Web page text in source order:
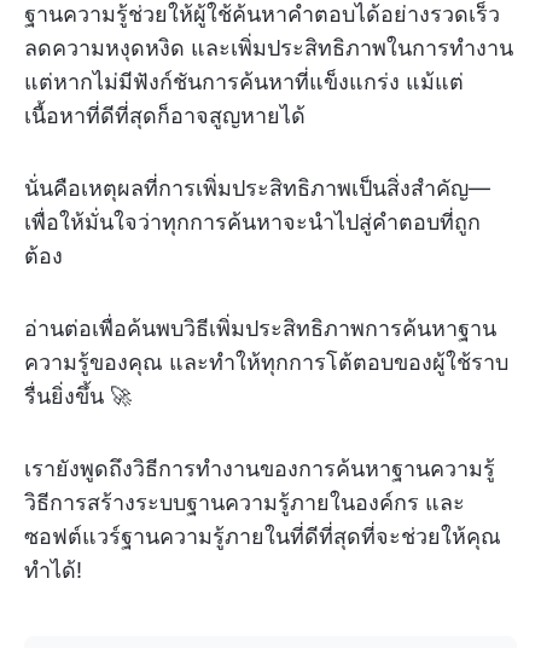
ฐานความรู้ช่วยให้ผู้ใช้ค้นหาคำตอบได้อย่างรวดเร็ว
ลดความหงุดหงิด และเพิ่มประสิทธิภาพในการทำงาน
แต่หากไม่มีฟังก์ชันการค้นหาที่แข็งแกร่ง แม้แต่
เนื้อหาที่ดีที่สุดก็อาจสูญหายได้
นั่นคือเหตุผลที่การเพิ่มประสิทธิภาพเป็นสิ่งสำคัญ—
เพื่อให้มั่นใจว่าทุกการค้นหาจะนำไปสู่คำตอบที่ถูก
ต้อง
อ่านต่อเพื่อค้นพบวิธีเพิ่มประสิทธิภาพการค้นหาฐาน
ความรู้ของคุณ และทำให้ทุกการโต้ตอบของผู้ใช้ราบ
รื่นยิ่งขึ้น 🚀
เรายังพูดถึงวิธีการทำงานของการค้นหาฐานความรู้
วิธีการสร้างระบบฐานความรู้ภายในองค์กร และ
ซอฟต์แวร์ฐานความรู้ภายในที่ดีที่สุดที่จะช่วยให้คุณ
ทำได้!